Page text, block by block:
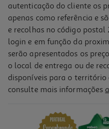
Garrafa Polisur Plastificada Eps
autenticação do cliente os
apenas como referência e
e recolhas no código
login e em função da
serão apresentados os
o local de entrega ou de
disponíveis para o
consulte mais informações